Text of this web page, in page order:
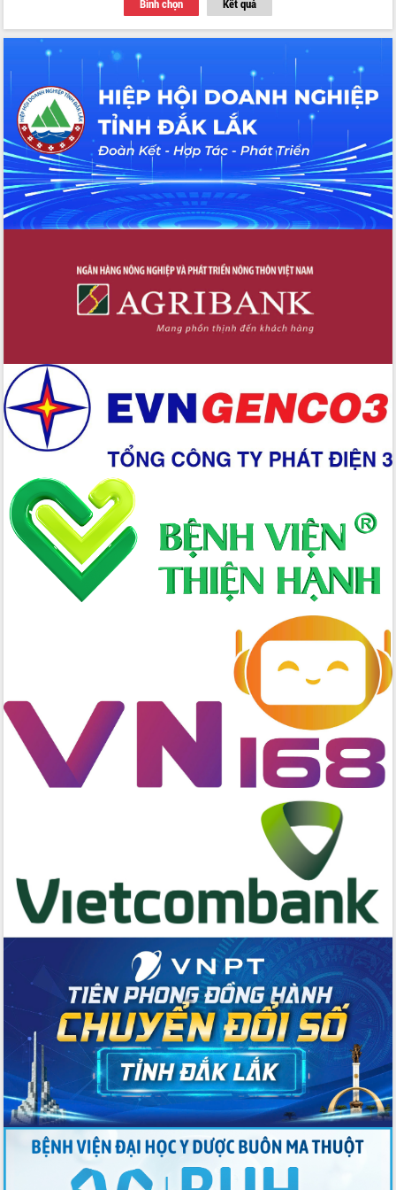
Thứ trưởng Bộ Y tế làm việc với tỉnh
Đắk Lắk về phát triển nhân lực y tế
cho trạm y tế cấp xã
Du lịch Đắk Lắk nâng tầm trải nghiệm
du khách thông qua Hệ thống cơ sở dữ
liệu và Bản đồ số
Tập huấn ứng dụng trí tuệ nhân tạo (AI)
trong thương mại điện tử năm 2026
Đoàn đại biểu Quốc hội tỉnh Đắk Lắk
trao đổi thông tin trước Kỳ họp thứ
nhất, Quốc hội khóa XVI
Quyết liệt cải cách hành chính, khơi
Nâng cao hiệu lực, hiệu quả HĐND
tỉnh thông qua hiện đại hóa hành chính
Xã Ea Phê gắn cải cách hành chính với
Hồ Thị Nguyên Thảo làm việc tại Trung
tâm Phục vụ hành chính công xã Ea
Xây dựng nền hành chính số đồng
hành cùng nông dân dân, doanh nghiệp
Giai đoạn 2026-2030, Đắk Lắk phấn
đấu có 77% xã đạt chuẩn nông thôn
mới
Chuyển đổi số 'mở đường' cho nông
nghiệp Đắk Lắk tăng trưởng bứt phá
Triển khai đồng bộ đo đạc, lập hồ sơ
địa chính, hoàn thiện cơ sở dữ liệu đất
Đắk Lắk đẩy mạnh nuôi biển công
nghệ, hướng tới phát triển thủy sản
bền vững
Tập huấn nâng cao năng lực triển khai
chuyển đổi số cho cán bộ, công chức
Đẩy mạnh cải cách hành chính, quyết
tâm đạt được mục tiêu tăng trưởng
hai con số trong năm 2026
Tổ chức trang trọng Lễ hội Đền thờ
Lương Văn Chánh năm 2026
Phó Bí thư Tỉnh ủy Đắk Lắk Đỗ Hữu
Huy giữ chức Bí thư Đảng ủy Ủy Ban
Nhân dân tỉnh
Bệnh án điện tử thúc đẩy chuyển đổi
số y tế tại Đắk Lắk
Chuyển đổi số thư viện: Mở rộng
không gian tri thức trong thời đại số
Đánh giá, rút kinh nghiệm công tác tổ
chức diễn tập trước ngày bầu cử
Chương trình “Gặp gỡ hữu nghị –
Friendship Meeting New Year 2026”
Bình chọn Kết quả